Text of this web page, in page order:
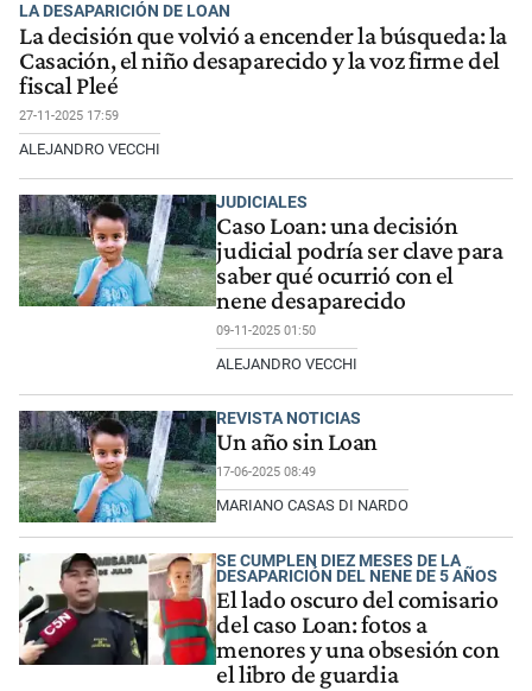
LA DESAPARICIÓN DE LOAN
La decisión que volvió a encender la búsqueda: la
Casación, el niño desaparecido y la voz firme del
fiscal Pleé
27-11-2025 17:59
ALEJANDRO VECCHI
JUDICIALES
Caso Loan: una decisión
judicial podría ser clave para
saber qué ocurrió con el
nene desaparecido
09-11-2025 01:50
ALEJANDRO VECCHI
REVISTA NOTICIAS
Un año sin Loan
17-06-2025 08:49
MARIANO CASAS DI NARDO
SE CUMPLEN DIEZ MESES DE LA
DESAPARICIÓN DEL NENE DE 5 AÑOS
El lado oscuro del comisario
del caso Loan: fotos a
menores y una obsesión con
el libro de guardia